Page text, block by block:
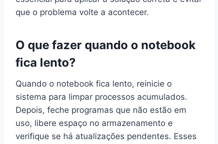
que o problema volte a acontecer.
O que fazer quando o notebook
fica lento?
Quando o notebook fica lento, reinicie o
sistema para limpar processos acumulados.
Depois, feche programas que não estão em
uso, libere espaço no armazenamento e
verifique se há atualizações pendentes. Esses